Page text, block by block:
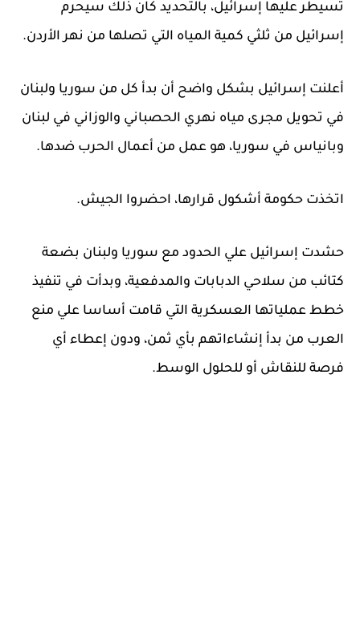
تسيطر عليها إسرائيل، بالتحديد كان ذلك سيحرم
إسرائيل من ثلثي كمية المياه التي تصلها من نهر الأردن.
أعلنت إسرائيل بشكل واضح أن بدأ كل من سوريا ولبنان
في تحويل مجرى مياه نهري الحصباني والوزاني في لبنان
وبانياس في سوريا، هو عمل من أعمال الحرب ضدها.
اتخذت حكومة أشكول قرارها، احضروا الجيش.
حشدت إسرائيل علي الحدود مع سوريا ولبنان بضعة
كتائب من سلاحي الدبابات والمدفعية، وبدأت في تنفيذ
خطط عملياتها العسكرية التي قامت أساسا علي منع
العرب من بدأ إنشاءاتهم بأي ثمن، ودون إعطاء أي
فرصة للنقاش أو للحلول الوسط.